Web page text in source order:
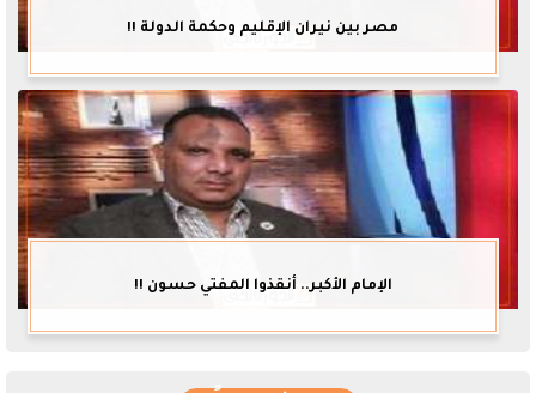
مصر بين نيران الإقليم وحكمة الدولة !!
الإمام الأكبر.. أنقذوا المفتي حسون !!